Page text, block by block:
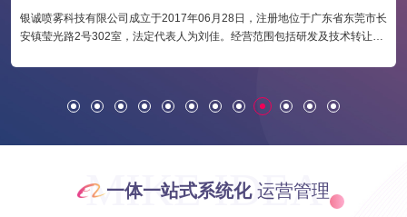
银诚喷雾科技有限公司成立于2017年06月28日，注册地位于广东省东莞市长
安镇莹光路2号302室，法定代表人为刘佳。经营范围包括研发及技术转让、
MIKE IDEA
一体一站式系统化运营管理